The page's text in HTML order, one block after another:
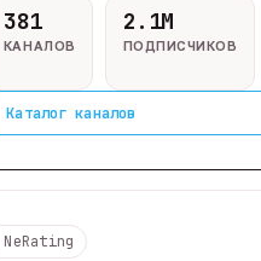
381
КАНАЛОВ
2.1M
ПОДПИСЧИКОВ
Каталог каналов
NeRating